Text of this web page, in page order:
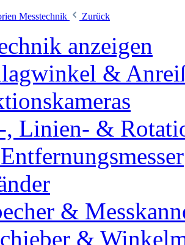
Messtechnik Zurück
anzeigen
&
, Linien- &
&
&